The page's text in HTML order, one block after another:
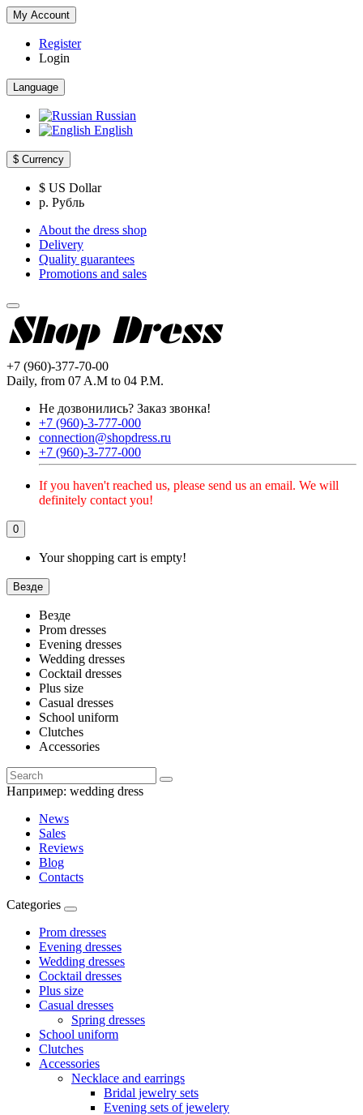
My Account
Register
Login
Language
Russian
English
$ Currency
$ US Dollar
р. Рубль
About the dress shop
Delivery
Quality guarantees
Promotions and sales
+7 (960)-377-70-00
Daily, from 07 A.M to 04 P.M.
Не дозвонились? Заказ звонка!
+7 (960)-3-777-000
connection@shopdress.ru
+7 (960)-3-777-000
If you haven't reached us, please send us an email. We will
definitely contact you!
0
Your shopping cart is empty!
Везде
Везде
Prom dresses
Evening dresses
Wedding dresses
Cocktail dresses
Plus size
Casual dresses
School uniform
Clutches
Accessories
Например: wedding dress
News
Sales
Reviews
Blog
Contacts
Categories
Prom dresses
Evening dresses
Wedding dresses
Cocktail dresses
Plus size
Casual dresses
Spring dresses
School uniform
Clutches
Accessories
Necklace and earrings
Bridal jewelry sets
Evening sets of jewelery